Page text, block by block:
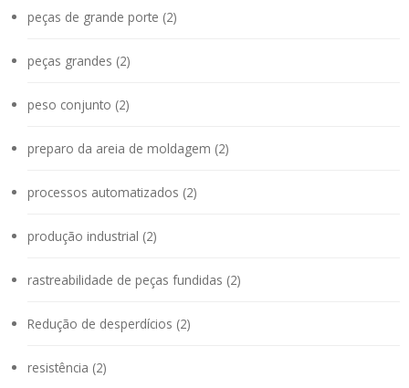
peças de grande porte (2)
peças grandes (2)
peso conjunto (2)
preparo da areia de moldagem (2)
processos automatizados (2)
produção industrial (2)
rastreabilidade de peças fundidas (2)
Redução de desperdícios (2)
resistência (2)